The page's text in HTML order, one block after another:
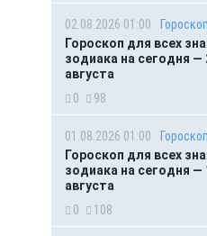
02.08.2026 01:00
Гороскоп
Гороскоп для всех
зодиака на сегодня —
августа
0
98
01.08.2026 01:00
Гороскоп
Гороскоп для всех
зодиака на сегодня —
августа
0
108